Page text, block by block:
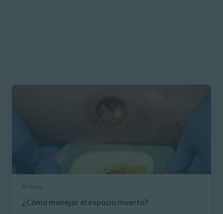
Artículo
¿Cómo manejar el espacio muerto?